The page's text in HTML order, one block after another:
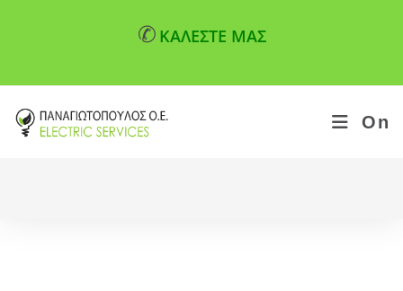
✆ ΚΑΛΕΣΤΕ ΜΑΣ
On